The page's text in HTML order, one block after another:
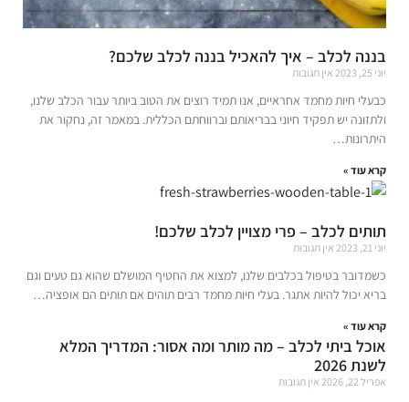
בננה לכלב – איך להאכיל בננה לכלב שלכם?
יוני 25, 2023 אין תגובות
כבעלי חיות מחמד אחראיים, אנו תמיד רוצים את הטוב ביותר עבור הכלב שלנו,
ולתזונה יש תפקיד חיוני בבריאותם וברווחתם הכללית. במאמר זה, נחקור את
היתרונות…
קרא עוד »
תותים לכלב – פרי מצויין לכלב שלכם!
יוני 21, 2023 אין תגובות
כשמדובר בטיפול בכלבים שלנו, למצוא את החטיף המושלם שהוא גם טעים וגם
בריא יכול להיות אתגר. בעלי חיות מחמד רבים תוהים אם תותים הם אופציה…
קרא עוד »
אוכל ביתי לכלב – מה מותר ומה אסור: המדריך המלא
לשנת 2026
אפריל 22, 2026 אין תגובות